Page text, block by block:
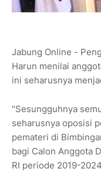
Jabung Online -
Harun menilai
ini seharusnya
"Sesungguhnya
seharusnya oposisi
pemateri di
bagi Calon Anggota
RI periode 2019-